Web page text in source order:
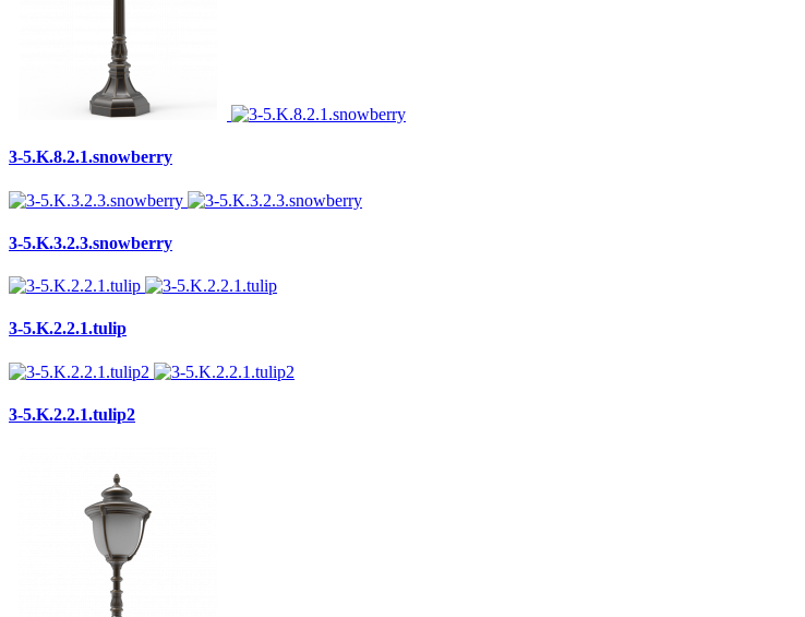
3-5.K.8.2.1.snowberry
3-5.K.3.2.3.snowberry
3-5.K.2.2.1.tulip
3-5.K.2.2.1.tulip2